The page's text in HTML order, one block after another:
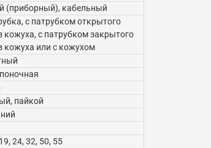
(приборный), кабельный
с патрубком открытого
кожуха, с патрубком закрытого
кожуха или с кожухом
пайкой
24, 32, 50, 55